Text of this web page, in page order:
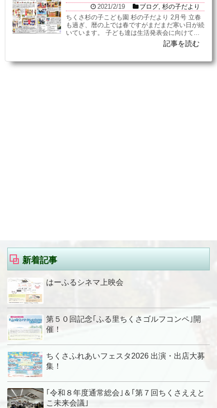
2021/2/19 ブログ, 杉の子だより
ちくさ杉の子こども園 杉の子だより 2月号 立春
も過ぎ、暦の上では春ですがまだまだ寒い日が続
いています。 子ども達は生活発表会に向けて...
記事を読む
新着記事
はーふるシネマ上映会
第５０回記念｢ふる里ちくさゴルフコンペ｣開
催！
ちくさふれあいフェスタ2026 出演・出店大募
集！
｢令和８年度通常総会｣＆｢第７回ちくさええと
こ未来会議｣